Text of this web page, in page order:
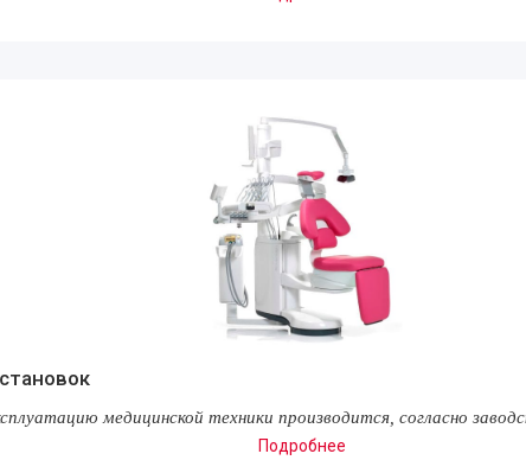
медицинской техники производится, согласно
Подробнее